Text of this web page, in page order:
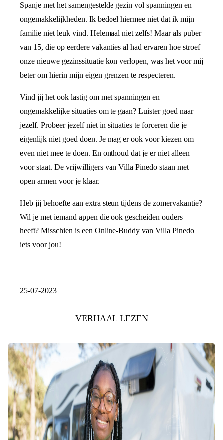
Spanje met het samengestelde gezin vol spanningen en
ongemakkelijkheden. Ik bedoel hiermee niet dat ik mijn
familie niet leuk vind. Helemaal niet zelfs! Maar als puber
van 15, die op eerdere vakanties al had ervaren hoe stroef
onze nieuwe gezinssituatie kon verlopen, was het voor mij
beter om hierin mijn eigen grenzen te respecteren.
Vind jij het ook lastig om met spanningen en
ongemakkelijke situaties om te gaan? Luister goed naar
jezelf. Probeer jezelf niet in situaties te forceren die je
eigenlijk niet goed doen. Je mag er ook voor kiezen om
even niet mee te doen. En onthoud dat je er niet alleen
voor staat. De vrijwilligers van Villa Pinedo staan met
open armen voor je klaar.
Heb jij behoefte aan extra steun tijdens de zomervakantie?
Wil je met iemand appen die ook gescheiden ouders
heeft? Misschien is een Online-Buddy van Villa Pinedo
iets voor jou!
25-07-2023
VERHAAL LEZEN